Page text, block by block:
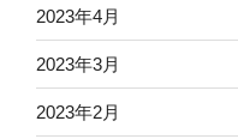
2023年4月
2023年3月
2023年2月